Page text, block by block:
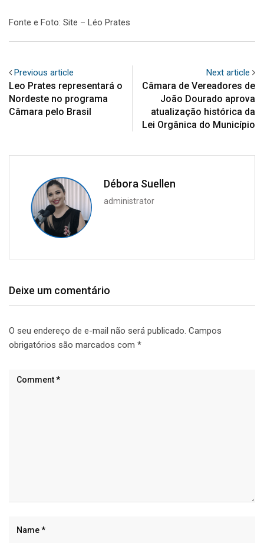
Fonte e Foto: Site – Léo Prates
Previous article
Leo Prates representará o
Nordeste no programa
Câmara pelo Brasil
Next article
Câmara de Vereadores de
João Dourado aprova
atualização histórica da
Lei Orgânica do Município
Débora Suellen
administrator
Deixe um comentário
O seu endereço de e-mail não será publicado. Campos
obrigatórios são marcados com *